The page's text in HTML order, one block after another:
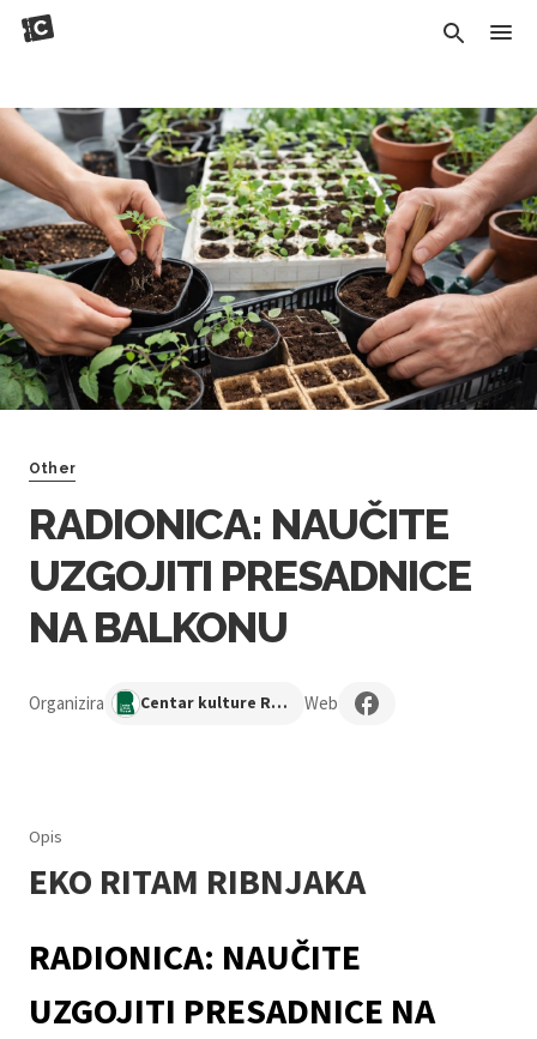
Other
RADIONICA: NAUČITE
UZGOJITI PRESADNICE
NA BALKONU
Organizira Centar kulture Ribnjak Web
Opis
EKO RITAM RIBNJAKA
RADIONICA: NAUČITE
UZGOJITI PRESADNICE NA